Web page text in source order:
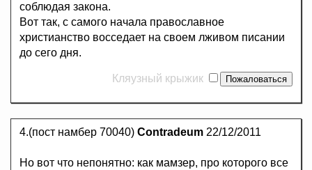
соблюдая закона.
Вот так, с самого начала православное
христианство восседает на своем лживом писании
до сего дня.
Кляузный крыжик
4.(пост намбер 70040) Contradeum 22/12/2011
Но вот что непонятно: как мамзер, про которого все